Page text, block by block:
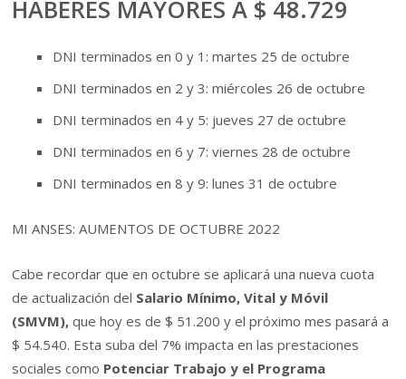
HABERES MAYORES A $ 48.729
DNI terminados en 0 y 1: martes 25 de octubre
DNI terminados en 2 y 3: miércoles 26 de octubre
DNI terminados en 4 y 5: jueves 27 de octubre
DNI terminados en 6 y 7: viernes 28 de octubre
DNI terminados en 8 y 9: lunes 31 de octubre
MI ANSES: AUMENTOS DE OCTUBRE 2022
Cabe recordar que en octubre se aplicará una nueva cuota
de actualización del Salario Mínimo, Vital y Móvil
(SMVM),que hoy es de $ 51.200 y el próximo mes pasará a
$ 54.540. Esta suba del 7% impacta en las prestaciones
sociales como Potenciar Trabajo y el Programa